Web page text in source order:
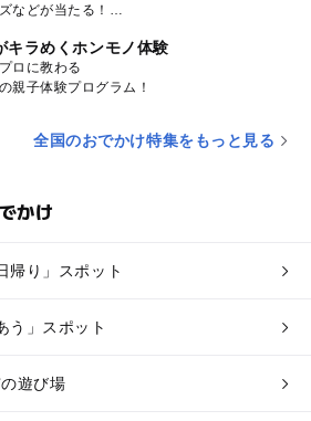
などが当たる！
キラめくホンモノ体験
ロに教わる
親子体験プログラム！
全国のおでかけ特集をもっと見る
かけ
帰り」スポット
う」スポット
遊び場